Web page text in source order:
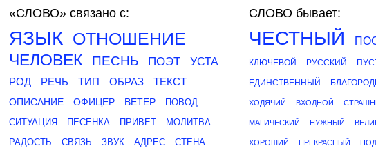
«СЛОВО» связано с:
ЯЗЫК ОТНОШЕНИЕ
ЧЕЛОВЕК ПЕСНЬ ПОЭТ
УСТА
РОД
РЕЧЬ ТИП ОБРАЗ ТЕКСТ
ОПИСАНИЕ ОФИЦЕР ВЕТЕР
ПОВОД
СИТУАЦИЯ
ПЕСЕНКА ПРИВЕТ
МОЛИТВА
РАДОСТЬ
СВЯЗЬ ЗВУК АДРЕС
СТЕНА
СЛОВО бывает:
ЧЕСТНЫЙ
КЛЮЧЕВОЙ РУССКИЙ
ЕДИНСТВЕННЫЙ
ХОДЯЧИЙ ВХОДНОЙ
МАГИЧЕСКИЙ НУЖНЫЙ
ХОРОШИЙ ПРЕКРАСНЫЙ